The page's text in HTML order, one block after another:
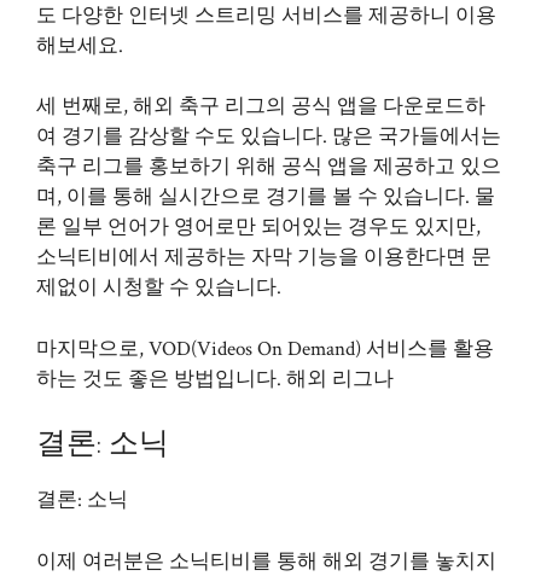
도 다양한 인터넷 스트리밍 서비스를 제공하니 이용
해보세요.
세 번째로, 해외 축구 리그의 공식 앱을 다운로드하
여 경기를 감상할 수도 있습니다. 많은 국가들에서는
축구 리그를 홍보하기 위해 공식 앱을 제공하고 있으
며, 이를 통해 실시간으로 경기를 볼 수 있습니다. 물
론 일부 언어가 영어로만 되어있는 경우도 있지만,
소닉티비에서 제공하는 자막 기능을 이용한다면 문
제없이 시청할 수 있습니다.
마지막으로, VOD(Videos On Demand) 서비스를 활용
하는 것도 좋은 방법입니다. 해외 리그나
결론: 소닉
결론: 소닉
이제 여러분은 소닉티비를 통해 해외 경기를 놓치지